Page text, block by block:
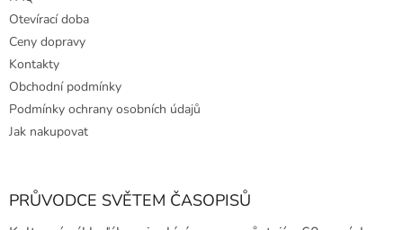
Otevírací doba
Ceny dopravy
Kontakty
Obchodní podmínky
Podmínky ochrany osobních údajů
Jak nakupovat
PRŮVODCE SVĚTEM ČASOPISŮ